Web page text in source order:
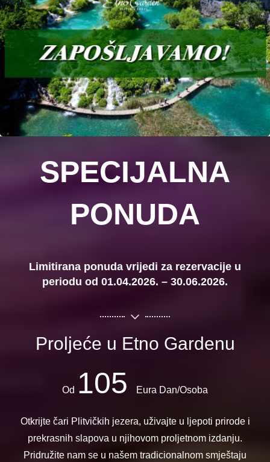
SPECIJALNA
PONUDA
Limitirana ponuda vrijedi za rezervacije u
periodu od 01.04.2026. – 30.06.2026.
Proljeće u Etno Gardenu
Od 105 Eura Dan/Osoba
Otkrijte čari Plitvičkih jezera, uživajte u ljepoti prirode i
prekrasnih slapova u njihovom proljetnom izdanju.
Pridružite nam se u našem tradicionalnom smještaju